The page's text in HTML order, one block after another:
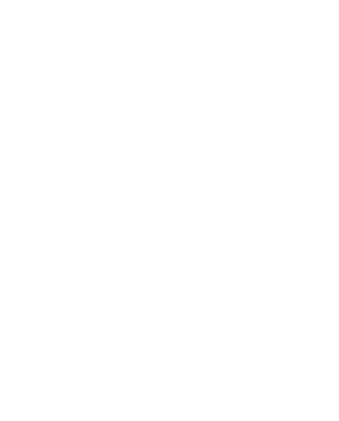
über den Zugang für
BW) registrieren und
einer Ökokonto-
ist ein
abgearbeitet haben,
Naturschutzbehörde über
das Übermitteln des